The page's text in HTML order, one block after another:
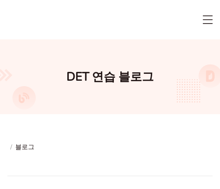
DET 연습 블로그
/ 블로그